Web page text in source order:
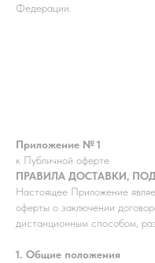
Федерации.
Приложение № 1
к Публичной оферте
ПРАВИЛА ДОСТАВКИ,
Настоящее Приложение
оферты о заключении
дистанционным способом,
1. Общие положения